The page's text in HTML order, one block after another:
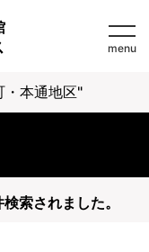
menu
・本通地区"
索されました。